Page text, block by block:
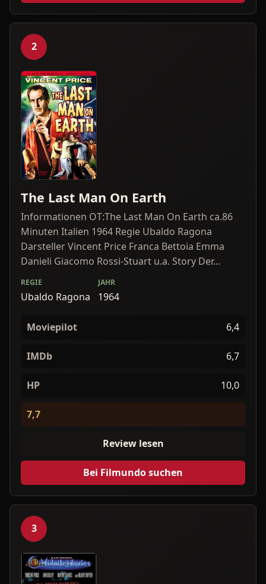
2
The Last Man On Earth
Informationen OT:The Last Man On Earth ca.86
Minuten Italien 1964 Regie Ubaldo Ragona
Darsteller Vincent Price Franca Bettoia Emma
Danieli Giacomo Rossi-Stuart u.a. Story Der...
REGIE
Ubaldo Ragona
JAHR
1964
Moviepilot 6,4
IMDb 6,7
HP 10,0
7,7
Review lesen
Bei Filmundo suchen
3